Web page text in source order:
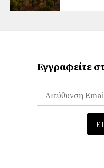
Εγγραφείτε